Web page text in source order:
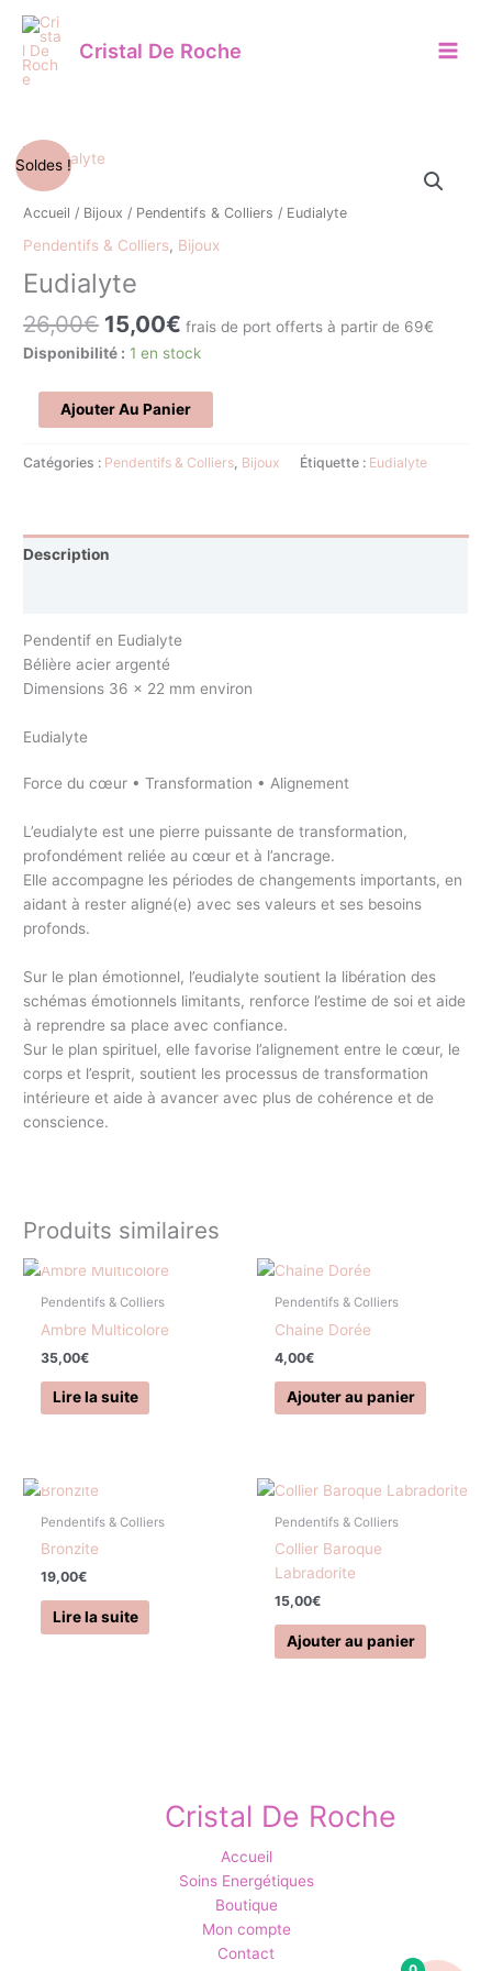
contenu
Cristal De Roche
Soldes !
Accueil / Bijoux / Pendentifs & Colliers / Eudialyte
Pendentifs & Colliers, Bijoux
Eudialyte
26,00€
Le
initial
26,00€.
15,00€
actuel
15,00€.
frais de port offerts à partir de 69€
Disponibilité : 1 en stock
quantité
de
Eudialyte
Ajouter Au Panier
Catégories : Pendentifs & Colliers Bijoux Étiquette : Eudialyte
Description
Pendentif en Eudialyte
Bélière acier argenté
Dimensions 36 x 22 mm environ
Eudialyte
Force du cœur • Transformation • Alignement
L’eudialyte est une pierre puissante de transformation,
profondément reliée au cœur et à l’ancrage.
Elle accompagne les périodes de changements importants, en
aidant à rester aligné(e) avec ses valeurs et ses besoins
profonds.
Sur le plan émotionnel, l’eudialyte soutient la libération des
schémas émotionnels limitants, renforce l’estime de soi et aide
à reprendre sa place avec confiance.
Sur le plan spirituel, elle favorise l’alignement entre le cœur, le
corps et l’esprit, soutient les processus de transformation
intérieure et aide à avancer avec plus de cohérence et de
conscience.
Produits similaires
EN RUPTURE DE STOCK
Pendentifs & Colliers
Ambre Multicolore
35,00€
Lire la suite
Pendentifs & Colliers
Chaine Dorée
4,00€
Ajouter au panier
Pendentifs & Colliers
Bronzite
19,00€
Lire la suite
Pendentifs & Colliers
Collier Baroque
Labradorite
15,00€
Ajouter au panier
Cristal De Roche
Accueil
Soins Energétiques
Boutique
Mon compte
Contact